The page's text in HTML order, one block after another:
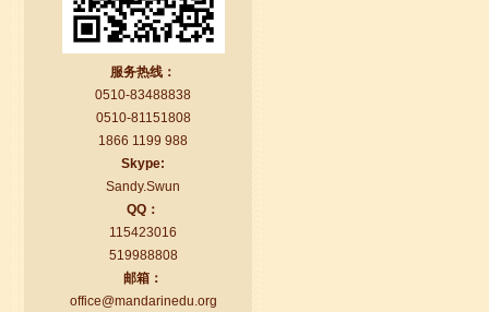
天我都学习中国文化...
语风汉语学生Florent
服务热线：
0510-83488838
0510-81151808
1866 1199 988
Skype:
Sandy.Swun
QQ：
115423016
519988808
邮箱：
office@mandarinedu.org